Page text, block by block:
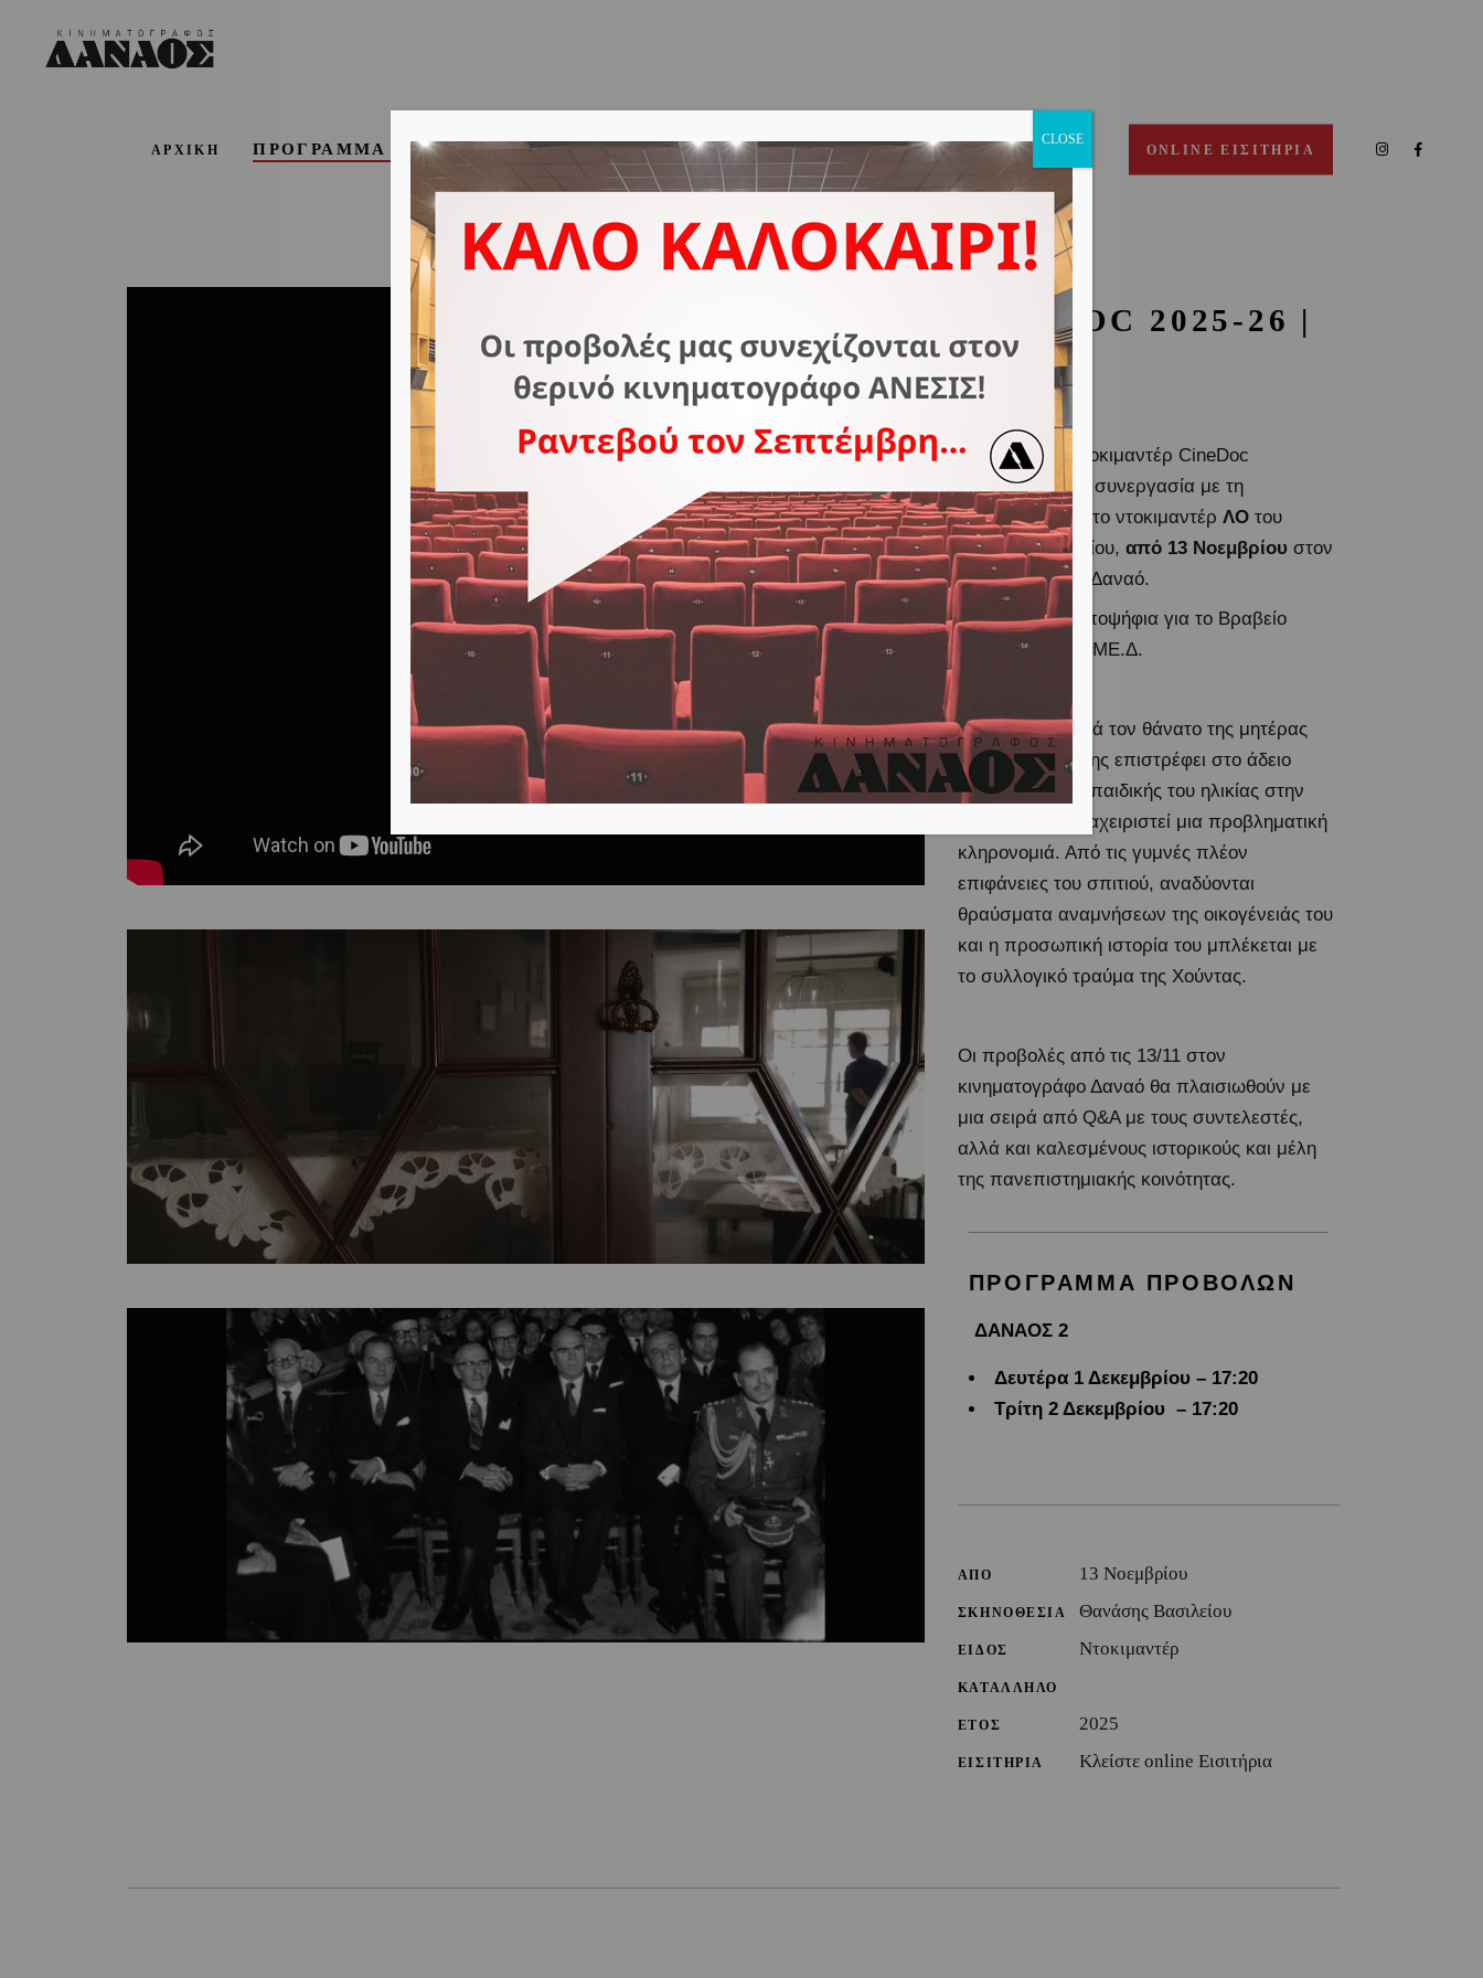
ΑΡΧΙΚΗ ΠΡΟΓΡΑΜΜΑ ΕΒΔΟΜΑΔΟΣ ΣΧΕΤΙΚΑ ΜΕ ΕΜΑΣ ΣΥΧΝΕΣ ΕΡΩΤΗΣΕΙΣ ΕΠΙΚΟΙΝΩΝΙΑ ONLINE ΕΙΣΙΤΗΡΙΑ
CINEDOC 2025-26 |
ΛΟ
Το Φεστιβάλ Ντοκιμαντέρ CineDoc
παρουσιάζει σε συνεργασία με τη
StudioBauhaus, το ντοκιμαντέρ ΛΟτου
Θανάση Βασιλείου, από 13 Νοεμβρίου στον
κινηματογράφο Δαναό.
Η ταινία είναι υποψήφια για το Βραβείο
Κοινού Ε.Κ.Κ.Ο.ΜΕ.Δ.
Έναν χρόνο μετά τον θάνατο της μητέρας
του, ο σκηνοθέτης επιστρέφει στο άδειο
διαμέρισμα της παιδικής του ηλικίας στην
Αθήνα για να διαχειριστεί μια προβληματική
κληρονομιά. Από τις γυμνές πλέον
επιφάνειες του σπιτιού, αναδύονται
θραύσματα αναμνήσεων της οικογένειάς του
και η προσωπική ιστορία του μπλέκεται με
το συλλογικό τραύμα της Χούντας.
Οι προβολές από τις 13/11 στον
κινηματογράφο Δαναό θα πλαισιωθούν με
μια σειρά από Q&A με τους συντελεστές,
αλλά και καλεσμένους ιστορικούς και μέλη
της πανεπιστημιακής κοινότητας.
ΠΡΟΓΡΑΜΜΑ ΠΡΟΒΟΛΩΝ
ΔΑΝΑΟΣ 2
Δευτέρα 1 Δεκεμβρίου – 17:20
Τρίτη 2 Δεκεμβρίου – 17:20
ΑΠΟ 13 Νοεμβρίου
ΣΚΗΝΟΘΕΣΙΑ Θανάσης Βασιλείου
ΕΙΔΟΣ Ντοκιμαντέρ
ΚΑΤΑΛΛΗΛΟ
ΕΤΟΣ 2025
ΕΙΣΙΤΗΡΙΑ Κλείστε online Εισιτήρια
CLOSE